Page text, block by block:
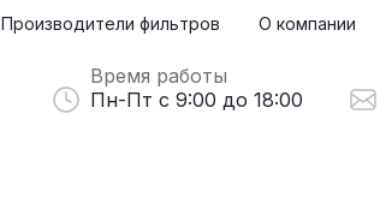
Производители фильтров О компании
Время работы
Пн-Пт с 9:00 до 18:00